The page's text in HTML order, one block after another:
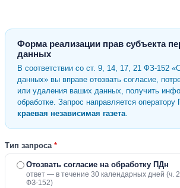
Форма реализации прав субъекта
данных
В соответствии со ст. 9, 14, 17, 21 ФЗ-152
данных» вы вправе отозвать согласие,
или удаления ваших данных, получить
обработке. Запрос направляется оператору
краевая независимая газета.
Тип запроса *
Отозвать согласие на обработку ПДн
ответ — в течение 30 календарных дней (ч. 2
ФЗ-152)